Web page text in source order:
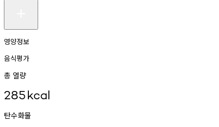
영양정보
음식평가
총 열량
285kcal
탄수화물